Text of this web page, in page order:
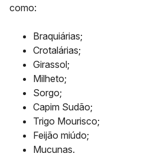
como:
Braquiárias;
Crotalárias;
Girassol;
Milheto;
Sorgo;
Capim Sudão;
Trigo Mourisco;
Feijão miúdo;
Mucunas.